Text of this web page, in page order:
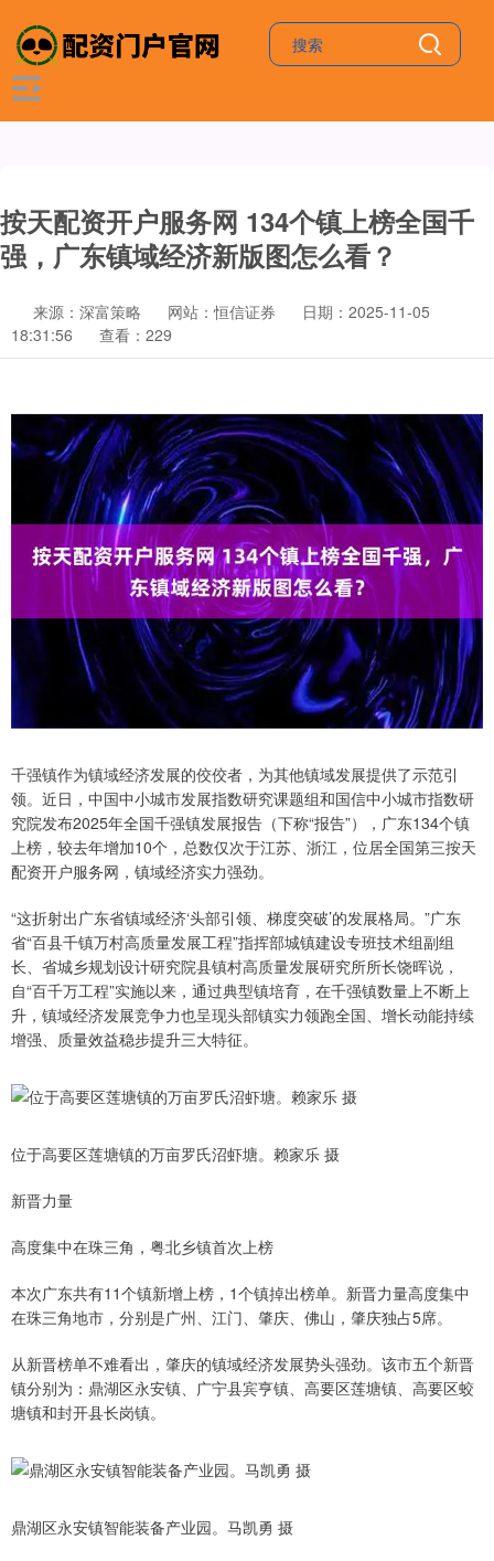
按天配资开户服务网 134个镇上榜全国千
强，广东镇域经济新版图怎么看？
来源：深富策略 网站：恒信证券
日期：2025-11-05
18:31:56
查看：229
千强镇作为镇域经济发展的佼佼者，为其他镇域发展提供了示范引
领。近日，中国中小城市发展指数研究课题组和国信中小城市指数研
究院发布2025年全国千强镇发展报告（下称“报告”），广东134个镇
上榜，较去年增加10个，总数仅次于江苏、浙江，位居全国第三按天
配资开户服务网，镇域经济实力强劲。
“这折射出广东省镇域经济‘头部引领、梯度突破’的发展格局。”广东
省“百县千镇万村高质量发展工程”指挥部城镇建设专班技术组副组
长、省城乡规划设计研究院县镇村高质量发展研究所所长饶晖说，
自“百千万工程”实施以来，通过典型镇培育，在千强镇数量上不断上
升，镇域经济发展竞争力也呈现头部镇实力领跑全国、增长动能持续
增强、质量效益稳步提升三大特征。
位于高要区莲塘镇的万亩罗氏沼虾塘。赖家乐 摄
新晋力量
高度集中在珠三角，粤北乡镇首次上榜
本次广东共有11个镇新增上榜，1个镇掉出榜单。新晋力量高度集中
在珠三角地市，分别是广州、江门、肇庆、佛山，肇庆独占5席。
从新晋榜单不难看出，肇庆的镇域经济发展势头强劲。该市五个新晋
镇分别为：鼎湖区永安镇、广宁县宾亨镇、高要区莲塘镇、高要区蛟
塘镇和封开县长岗镇。
鼎湖区永安镇智能装备产业园。马凯勇 摄